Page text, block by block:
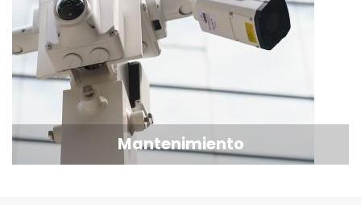
Mantenimiento